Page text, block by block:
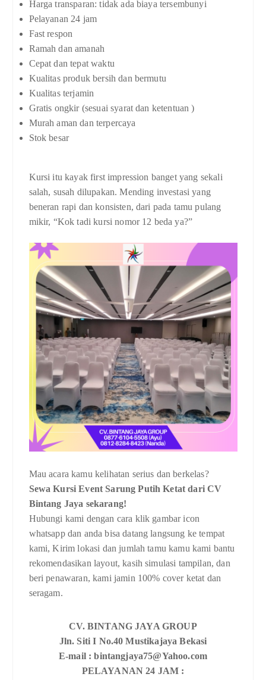
Harga transparan: tidak ada biaya tersembunyi
Pelayanan 24 jam
Fast respon
Ramah dan amanah
Cepat dan tepat waktu
Kualitas produk bersih dan bermutu
Kualitas terjamin
Gratis ongkir (sesuai syarat dan ketentuan )
Murah aman dan terpercaya
Stok besar
Kursi itu kayak first impression banget yang sekali
salah, susah dilupakan. Mending investasi yang
beneran rapi dan konsisten, dari pada tamu pulang
mikir, “Kok tadi kursi nomor 12 beda ya?”
Mau acara kamu kelihatan serius dan berkelas?
Sewa Kursi Event Sarung Putih Ketat dari CV
Bintang Jaya sekarang!
Hubungi kami dengan cara klik gambar icon
whatsapp dan anda bisa datang langsung ke tempat
kami, Kirim lokasi dan jumlah tamu kamu kami bantu
rekomendasikan layout, kasih simulasi tampilan, dan
beri penawaran, kami jamin 100% cover ketat dan
seragam.
CV. BINTANG JAYA GROUP
Jln. Siti I No.40 Mustikajaya Bekasi
E-mail : bintangjaya75@Yahoo.com
PELAYANAN 24 JAM :